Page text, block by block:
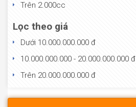
Trên 2.000cc
Lọc theo giá
Dưới 10.000.000.000 đ
10.000.000.000 - 20.000.000.000 đ
Trên 20.000.000.000 đ